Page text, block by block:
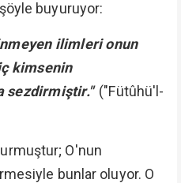
buyuruyor:
ilimleri onun
kimsenin
sezdirmiştir." ("Fütûhü'l-
O'nun
bunlar oluyor. O